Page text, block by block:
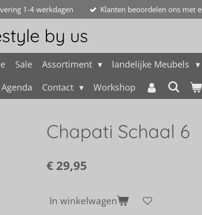
1-4 werkdagen Klanten beoordelen ons met
by us
Sale Assortiment landelijke Meubels
Agenda Contact Workshop
Chapati Schaal 6
€ 29,95
In winkelwagen